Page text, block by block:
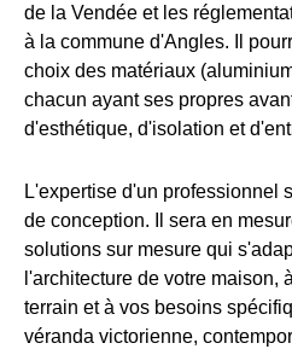
de la Vendée et les
à la commune d'Angles. Il
choix des matériaux
chacun ayant ses propres
d'esthétique, d'isolation et
L'expertise d'un professionnel
de conception. Il sera en
solutions sur mesure qui
l'architecture de votre maison,
terrain et à vos besoins
véranda victorienne,